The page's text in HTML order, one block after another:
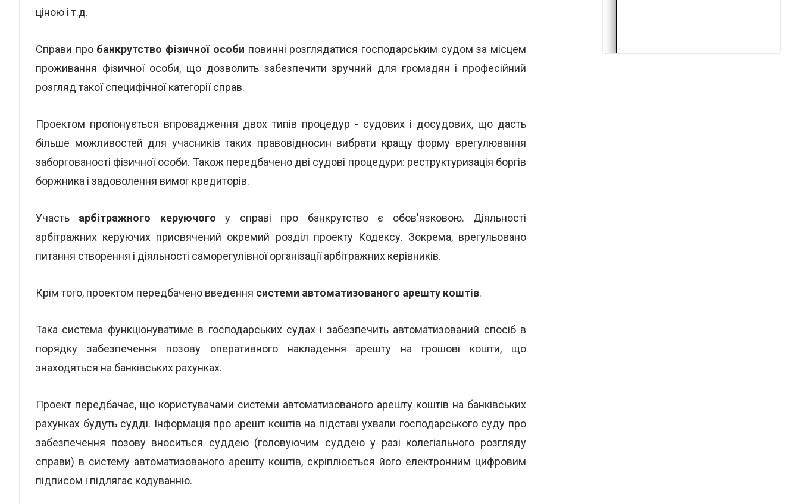
ціною і т.д.
Справи про банкрутство фізичної особи повинні розглядатися господарським судом за місцем
проживання фізичної особи, що дозволить забезпечити зручний для громадян і професійний
розгляд такої специфічної категорії справ.
Проектом пропонується впровадження двох типів процедур - судових і досудових, що дасть
більше можливостей для учасників таких правовідносин вибрати кращу форму врегулювання
заборгованості фізичної особи. Також передбачено дві судові процедури: реструктуризація боргів
боржника і задоволення вимог кредиторів.
Участь арбітражного керуючого у справі про банкрутство є обов'язковою. Діяльності
арбітражних керуючих присвячений окремий розділ проекту Кодексу. Зокрема, врегульовано
питання створення і діяльності саморегулівної організації арбітражних керівників.
Крім того, проектом передбачено введення системи автоматизованого арешту коштів.
Така система функціонуватиме в господарських судах і забезпечить автоматизований спосіб в
порядку забезпечення позову оперативного накладення арешту на грошові кошти, що
знаходяться на банківських рахунках.
Проект передбачає, що користувачами системи автоматизованого арешту коштів на банківських
рахунках будуть судді. Інформація про арешт коштів на підставі ухвали господарського суду про
забезпечення позову вноситься суддею (головуючим суддею у разі колегіального розгляду
справи) в систему автоматизованого арешту коштів, скріплюється його електронним цифровим
підписом і підлягає кодуванню.